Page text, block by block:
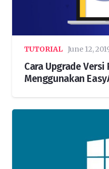
TUTORIAL June 12,
Cara Upgrade Versi
Menggunakan